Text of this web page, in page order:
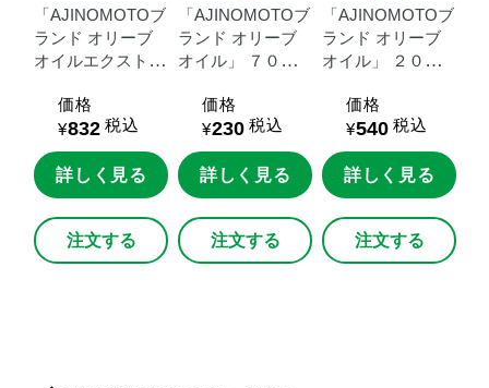
「AJINOMOTOブ
ランド オリーブ
オイルエクストラ
FRUTIA
IUM」１８０ｇ瓶
価格
¥832 税込
詳しく見る
注文する
「AJINOMOTOブ
ランド オリーブ
オイル」
７０ｇ
価格
¥230 税込
詳しく見る
注文する
「AJINOMOTOブ
ランド オリーブ
オイル」
２００
価格
¥540 税込
詳しく見る
注文する